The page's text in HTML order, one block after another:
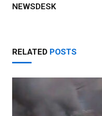
NEWSDESK
RELATED POSTS